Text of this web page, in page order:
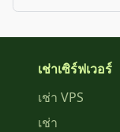
เช่าเซิร์ฟเวอร์
เช่า VPS
เช่า